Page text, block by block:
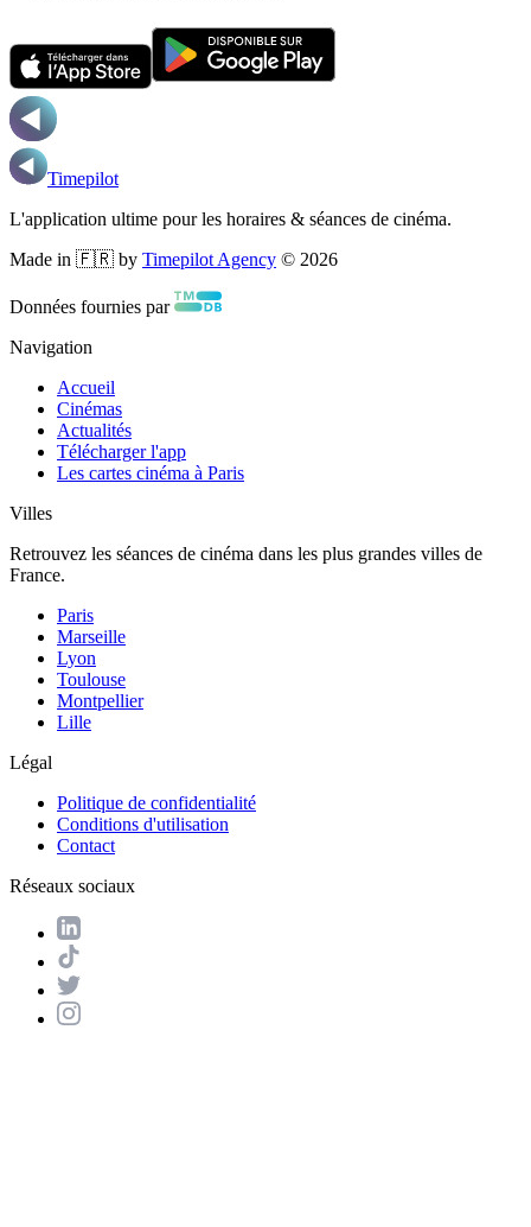
Timepilot
L'application ultime pour les horaires & séances de cinéma.
Made in 🇫🇷 by Timepilot Agency © 2026
Données fournies par
Navigation
Accueil
Cinémas
Actualités
Télécharger l'app
Les cartes cinéma à Paris
Villes
Retrouvez les séances de cinéma dans les plus grandes villes de
France.
Paris
Marseille
Lyon
Toulouse
Montpellier
Lille
Légal
Politique de confidentialité
Conditions d'utilisation
Contact
Réseaux sociaux